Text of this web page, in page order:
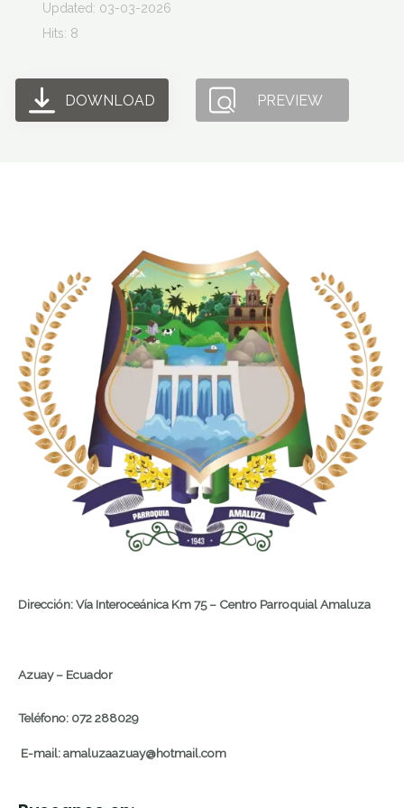
Updated: 03-03-2026
Hits: 8
DOWNLOAD PREVIEW
Dirección: Vía Interoceánica Km 75 – Centro Parroquial Amaluza
Azuay – Ecuador
Teléfono: 072 288029
E-mail: amaluzaazuay@hotmail.com